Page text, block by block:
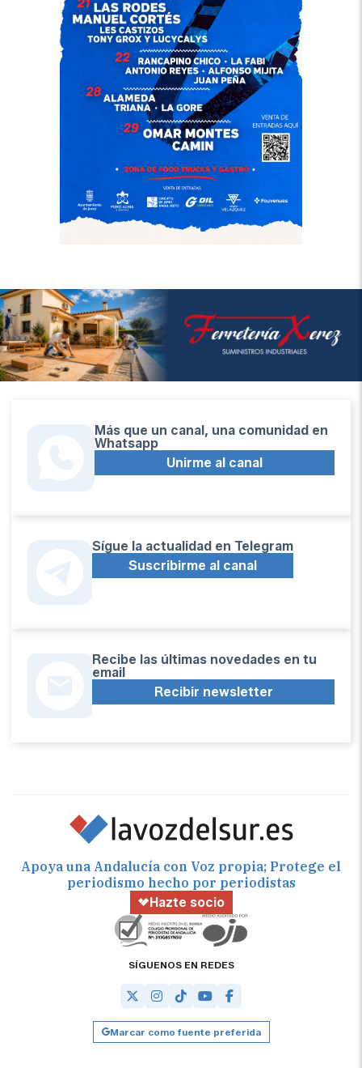
Más que un canal, una comunidad en
Whatsapp
Unirme al canal
Sígue la actualidad en Telegram
Suscribirme al canal
Recibe las últimas novedades en tu
email
Recibir newsletter
Apoya una Andalucía con Voz propia; Protege el
periodismo hecho por periodistas
Hazte socio
SÍGUENOS EN REDES
Marcar como fuente preferida